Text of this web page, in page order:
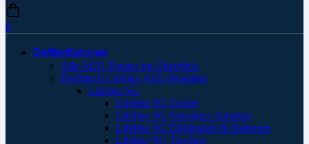
0
Defibrillatoren
Alle AED Trainer im Überblick
Defibtech Lifeline AED Produkte
Lifeline SG
Lifeline SG Geräte
Lifeline SG Sonstiges Zubehör
Lifeline SG Elektroden & Batterien
Lifeline SG Taschen